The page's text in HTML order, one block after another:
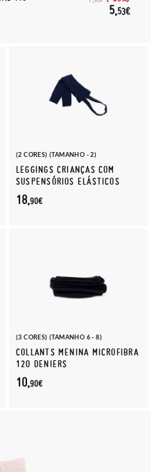
5,53€
(2 CORES) (TAMANHO - 2)
LEGGINGS CRIANÇAS COM
SUSPENSÓRIOS ELÁSTICOS
18,90€
(3 CORES) (TAMANHO 6 - 8)
COLLANTS MENINA MICROFIBRA
120 DENIERS
10,90€